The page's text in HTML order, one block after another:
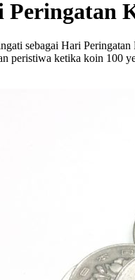
Peringatan
sebagai Hari
peristiwa ketika koin 100